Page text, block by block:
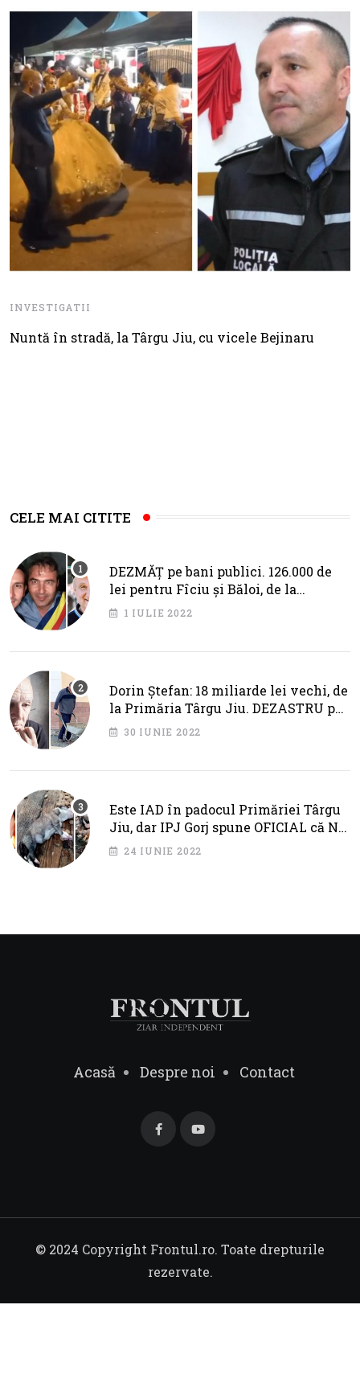
INVESTIGATII
Nuntă în stradă, la Târgu Jiu, cu vicele Bejinaru
CELE MAI CITITE
DEZMĂȚ pe bani publici. 126.000 de
lei pentru Fîciu și Băloi, de la
primarul Cotojman
1 IULIE 2022
Dorin Ștefan: 18 miliarde lei vechi, de
la Primăria Târgu Jiu. DEZASTRU pe
AXA BRÂNCUȘI
30 IUNIE 2022
Este IAD în padocul Primăriei Târgu
Jiu, dar IPJ Gorj spune OFICIAL că NU
SUNT PROBLEME!
24 IUNIE 2022
Acasă Despre noi Contact
© 2024 Copyright Frontul.ro. Toate drepturile
rezervate.